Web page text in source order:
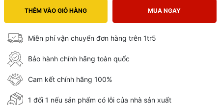
THÊM VÀO GIỎ HÀNG MUA NGAY
Miễn phí vận chuyển đơn hàng trên 1tr5
Bảo hành chính hãng toàn quốc
Cam kết chính hãng 100%
1 đổi 1 nếu sản phẩm có lỗi của nhà sản xuất